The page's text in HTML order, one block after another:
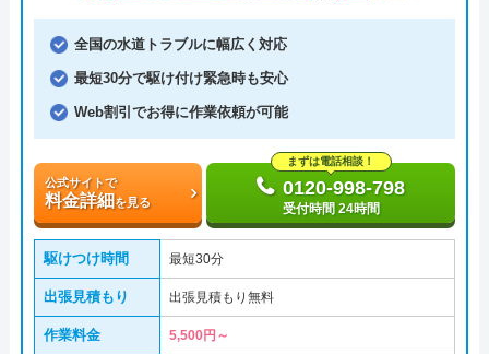
全国の水道トラブルに幅広く対応
最短30分で駆け付け緊急時も安心
Web割引でお得に作業依頼が可能
公式サイトで
料金詳細を見る
まずは電話相談！
0120-998-798
受付時間 24時間
駆けつけ時間 最短30分
出張見積もり 出張見積もり無料
作業料金 5,500円～